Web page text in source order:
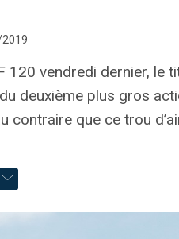
120 vendredi dernier,
deuxième plus gros
contraire que ce trou